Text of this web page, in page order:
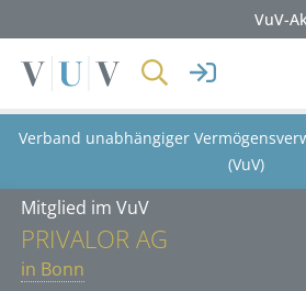
VuV-
Verband unabhängiger
(VuV)
Mitglied im VuV
PRIVALOR AG
in Bonn